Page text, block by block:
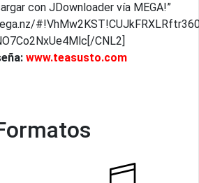
con JDownloader vía MEGA!”
CNL2]
www.teasusto.com